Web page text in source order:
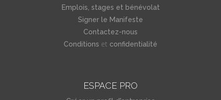
Emplois, stages et bénévolat
Signer le Manifeste
Contactez-nous
Conditions et confidentialité
ESPACE PRO